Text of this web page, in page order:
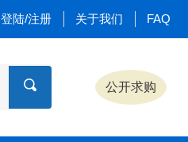
登陆/注册 关于我们 FAQ
公开求购